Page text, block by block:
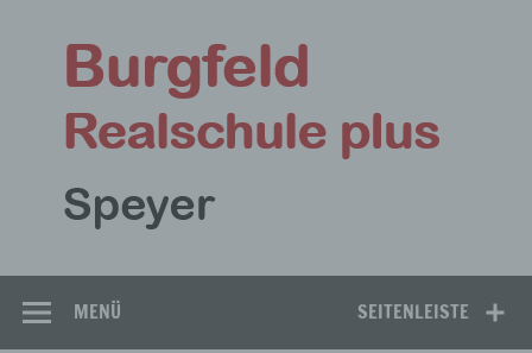
springen
SEITENLEISTE
MENÜ